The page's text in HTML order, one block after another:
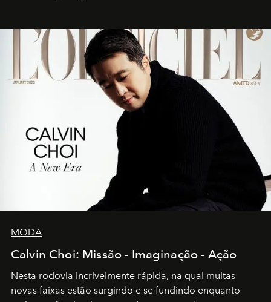
MODA
Calvin Choi: Missão - Imaginação - Ação
Nesta rodovia incrivelmente rápida, na qual muitas
novas faixas estão surgindo e se fundindo enquanto